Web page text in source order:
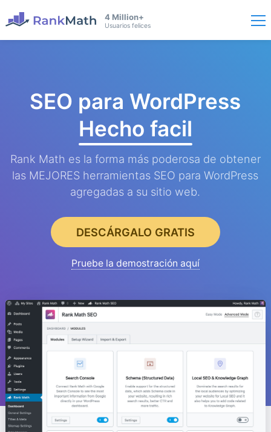
4 Million+
Usuarios felices
SEO para WordPress
Hecho facil
Rank Math es la forma más poderosa de obtener
las MEJORES herramientas SEO para WordPress
agregadas a su sitio web.
DESCÁRGALO GRATIS
Pruebe la demostración aquí